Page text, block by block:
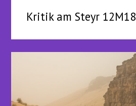
Kritik am Steyr 12M18